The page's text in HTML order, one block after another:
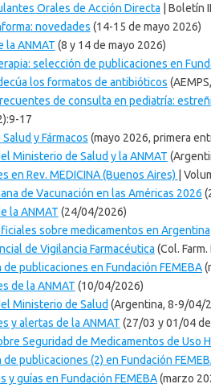
Orales de Acción Directa | Boletín
novedades (14-15 de mayo 2026)
la ANMAT (8 y 14 de mayo 2026)
selección de publicaciones en
los formatos de antibióticos
de consulta en pediatría:
17
y Fármacos (mayo 2026, primera
Ministerio de Salud y la ANMAT
en Rev. MEDICINA (Buenos Aires)
|
de Vacunación en las Américas 2026
la ANMAT (24/04/2026)
sobre medicamentos en Argentina
de Vigilancia Farmacéutica (Col.
de publicaciones en Fundación FEMEBA
de la ANMAT (10/04/2026)
Ministerio de Salud (Argentina, 8-9/04/
y alertas de la ANMAT (27/03 y 01/04
Seguridad de Medicamentos de Uso
publicaciones (2) en Fundación
y guías en Fundación FEMEBA(marzo